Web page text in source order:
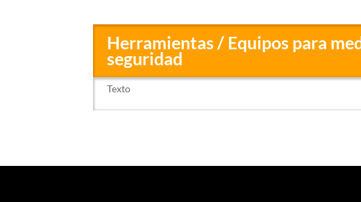
Herramientas / Equipos para
seguridad
Texto